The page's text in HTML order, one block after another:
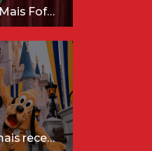
A Festa de Halloween Mais Fofa da Disney Está Chegando!
As perguntas que eu mais recebo sobre a Disney (e as respostas mais sinceras!)